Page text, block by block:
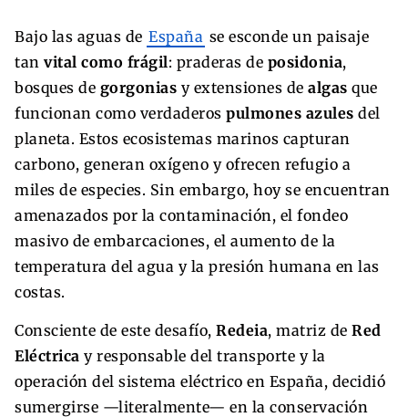
Bajo las aguas de España se esconde un paisaje
tan vital como frágil: praderas de posidonia,
bosques de gorgonias y extensiones de algas que
funcionan como verdaderos pulmones azules del
planeta. Estos ecosistemas marinos capturan
carbono, generan oxígeno y ofrecen refugio a
miles de especies. Sin embargo, hoy se encuentran
amenazados por la contaminación, el fondeo
masivo de embarcaciones, el aumento de la
temperatura del agua y la presión humana en las
costas.
Consciente de este desafío, Redeia, matriz de Red
Eléctrica y responsable del transporte y la
operación del sistema eléctrico en España, decidió
sumergirse —literalmente— en la conservación